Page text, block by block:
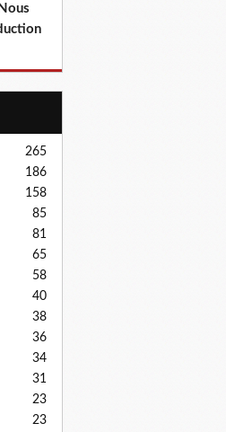
265
186
158
85
81
65
58
40
38
36
34
31
23
23